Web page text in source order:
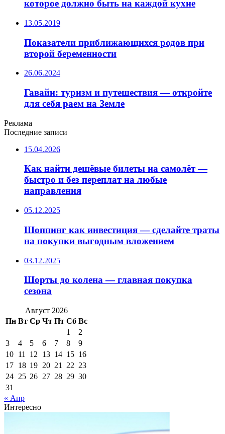
которое должно быть на каждой кухне
13.05.2019
Показатели приближающихся родов при
второй беременности
26.06.2024
Гавайи: туризм и путешествия — откройте
для себя раем на Земле
Реклама
Последние записи
15.04.2026
Как найти дешёвые билеты на самолёт —
быстро и без переплат на любые
направления
05.12.2025
Шоппинг как инвестиция — сделайте траты
на покупки выгодным вложением
03.12.2025
Шорты до колена — главная покупка
сезона
Август 2026
Пн Вт Ср Чт Пт Сб Вс
1
2
3
4 5 6 7 8
9
10 11 12 13 14 15 16
17 18 19 20 21 22 23
24 25 26 27 28 29 30
31
« Апр
Интересно